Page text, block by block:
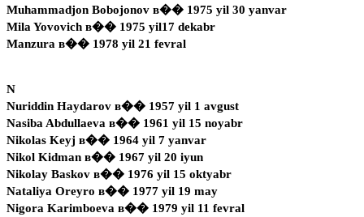
Muhammadjon Bobojonov в�� 1975 yil 30 yanvar
Mila Yovovich в�� 1975 yil17 dekabr
Manzura в�� 1978 yil 21 fevral
N
Nuriddin Haydarov в�� 1957 yil 1 avgust
Nasiba Abdullaeva в�� 1961 yil 15 noyabr
Nikolas Keyj в�� 1964 yil 7 yanvar
Nikol Kidman в�� 1967 yil 20 iyun
Nikolay Baskov в�� 1976 yil 15 oktyabr
Nataliya Oreyro в�� 1977 yil 19 may
Nigora Karimboeva в�� 1979 yil 11 fevral